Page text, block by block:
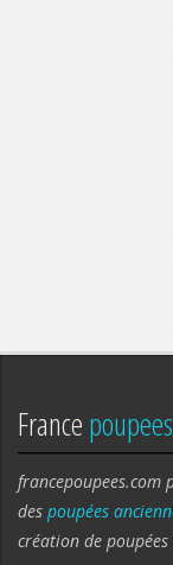
Francepoupees
francepoupees.com
des poupées
création de poupées